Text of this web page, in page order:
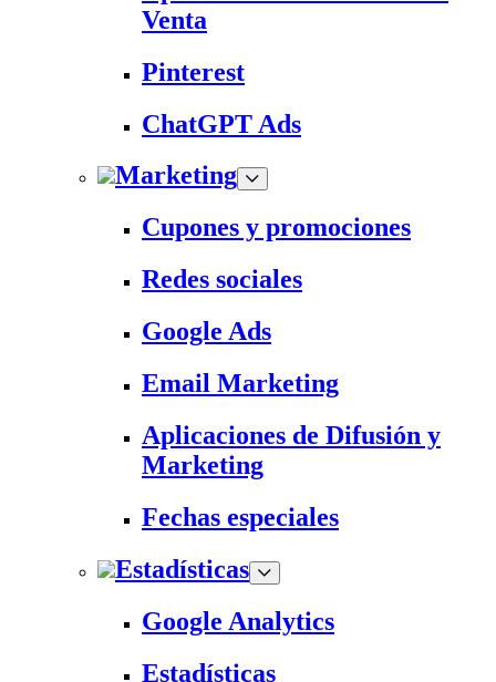
Venta
Pinterest
ChatGPT Ads
Marketing
Cupones y promociones
Redes sociales
Google Ads
Email Marketing
Aplicaciones de Difusión y
Marketing
Fechas especiales
Estadísticas
Google Analytics
Estadísticas